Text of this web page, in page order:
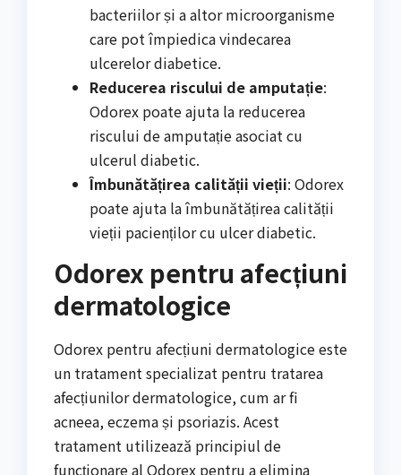
bacteriilor și a altor microorganisme
care pot împiedica vindecarea
ulcerelor diabetice.
Reducerea riscului de amputație:
Odorex poate ajuta la reducerea
riscului de amputație asociat cu
ulcerul diabetic.
Îmbunătățirea calității vieții: Odorex
poate ajuta la îmbunătățirea calității
vieții pacienților cu ulcer diabetic.
Odorex pentru afecțiuni
dermatologice
Odorex pentru afecțiuni dermatologice este
un tratament specializat pentru tratarea
afecțiunilor dermatologice, cum ar fi
acneea, eczema și psoriazis. Acest
tratament utilizează principiul de
funcționare al Odorex pentru a elimina